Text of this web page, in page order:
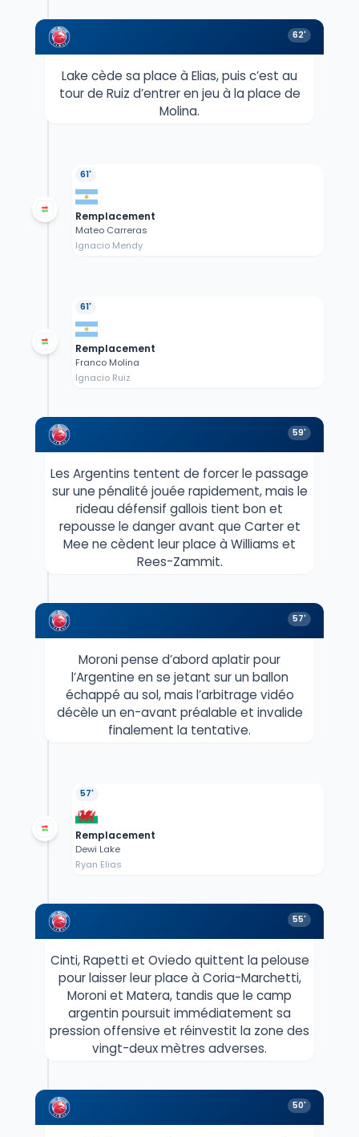
62'
Lake cède sa place à Elias, puis c’est au
tour de Ruiz d’entrer en jeu à la place de
Molina.
61'
Remplacement
Mateo Carreras
Ignacio Mendy
61'
Remplacement
Franco Molina
Ignacio Ruiz
59'
Les Argentins tentent de forcer le passage
sur une pénalité jouée rapidement, mais le
rideau défensif gallois tient bon et
repousse le danger avant que Carter et
Mee ne cèdent leur place à Williams et
Rees-Zammit.
57'
Moroni pense d’abord aplatir pour
l’Argentine en se jetant sur un ballon
échappé au sol, mais l’arbitrage vidéo
décèle un en-avant préalable et invalide
finalement la tentative.
57'
Remplacement
Dewi Lake
Ryan Elias
55'
Cinti, Rapetti et Oviedo quittent la pelouse
pour laisser leur place à Coria-Marchetti,
Moroni et Matera, tandis que le camp
argentin poursuit immédiatement sa
pression offensive et réinvestit la zone des
vingt-deux mètres adverses.
50'